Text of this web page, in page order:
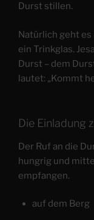
Durst stillen.
Natürlich geht es
ein Trinkglas.
Durst – dem
lautet: „Kommt
Die Einladung
Der Ruf an die
hungrig und
empfangen.
auf dem Berg